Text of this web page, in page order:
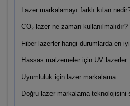
Lazer markalamayı farklı kılan
CO₂ lazer ne zaman kullanılmalıdır?
Fiber lazerler hangi durumlarda en
Hassas malzemeler için UV lazerler
Uyumluluk için lazer markalama
Doğru lazer markalama teknolojisini